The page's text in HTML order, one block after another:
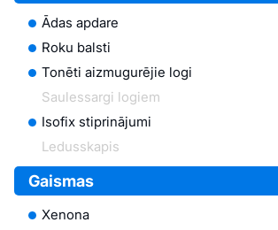
Ādas apdare
Roku balsti
Tonēti aizmugurējie logi
Saulessargi logiem
Isofix stiprinājumi
Ledusskapis
Gaismas
Xenona